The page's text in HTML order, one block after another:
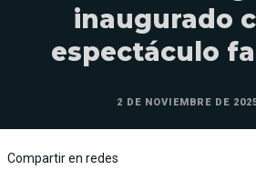
inaugurado
espectáculo
2 DE NOVIEMBRE DE
Compartir en redes